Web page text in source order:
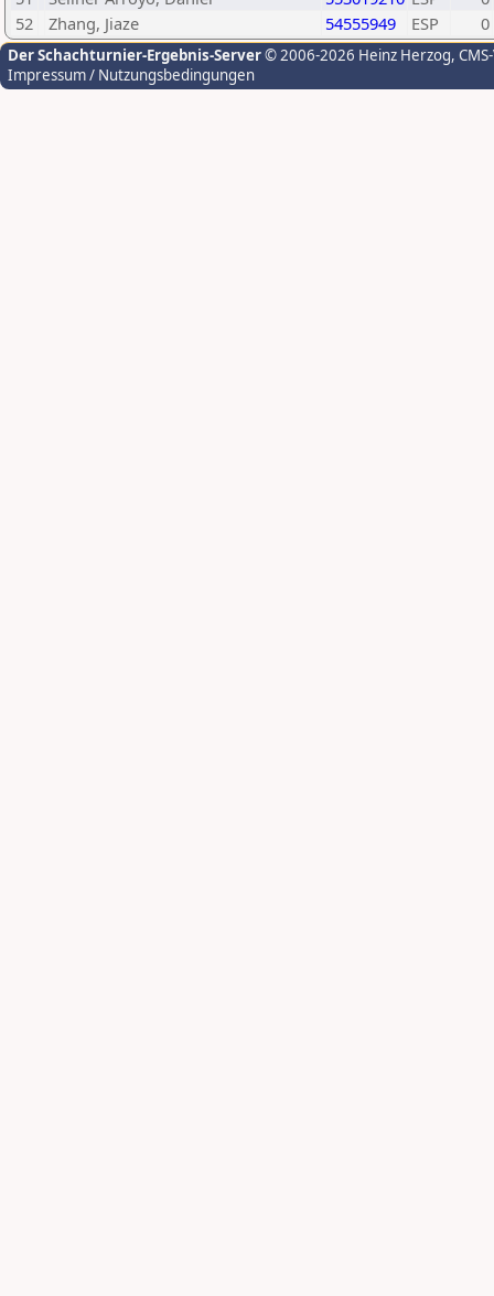
52
Zhang, Jiaze 54555949 ESP 0
Der Schachturnier-Ergebnis-Server© 2006-2026 Heinz Herzog,
Impressum / Nutzungsbedingungen